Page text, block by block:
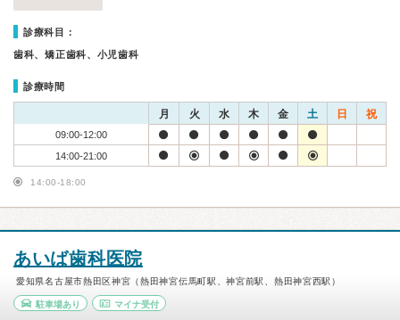
診療科目：
歯科、矯正歯科、小児歯科
診療時間
月 火 水 木 金 土 日 祝
09:00-12:00
14:00-21:00
14:00-18:00
あいば歯科医院
愛知県名古屋市熱田区神宮（熱田神宮伝馬町駅、神宮前駅、熱田神宮西駅）
駐車場あり マイナ受付